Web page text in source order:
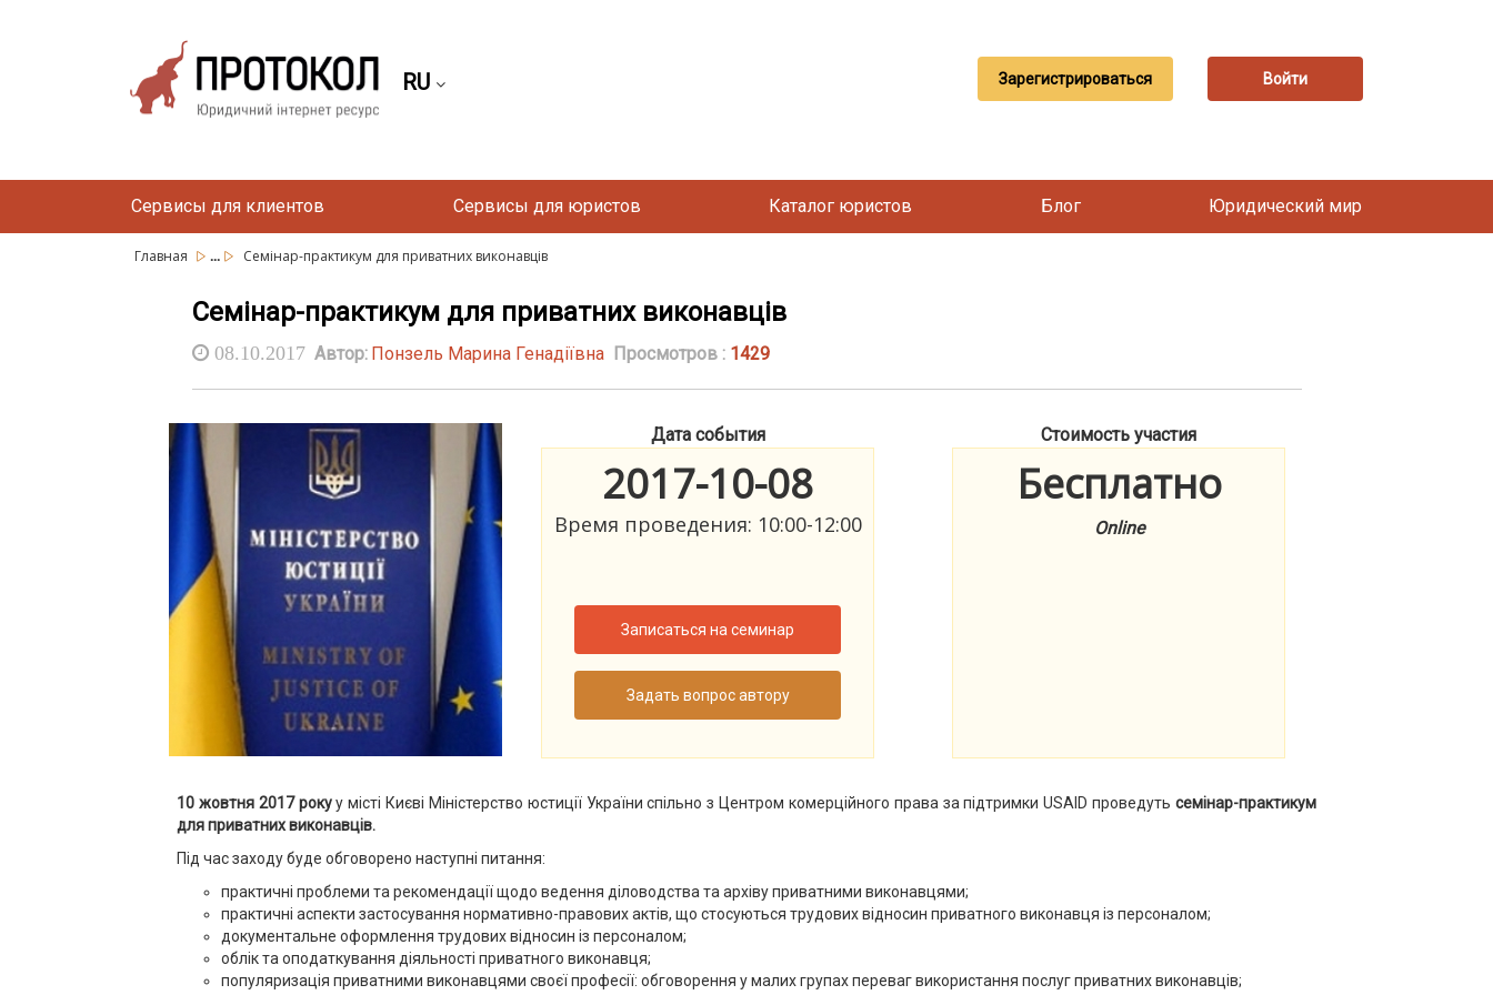
RU Зарегистрироваться Войти
Сервисы для клиентов Сервисы для юристов Каталог юристов Блог Юридический мир
Главная ... Семінар-практикум для приватних виконавців
Семінар-практикум для приватних виконавців
08.10.2017 Автор: Понзель Марина Генадіївна Просмотров : 1429
Дата события
2017-10-08
Время проведения: 10:00-12:00
Записаться на семинар
Задать вопрос автору
Стоимость участия
Бесплатно
Online
10 жовтня 2017 рокуу місті Києві Міністерство юстиції України спільно з Центром комерційного права за підтримки USAID проведуть семінар-практикум
для приватних виконавців.
Під час заходу буде обговорено наступні питання:
практичні проблеми та рекомендації щодо ведення діловодства та архіву приватними виконавцями;
практичні аспекти застосування нормативно-правових актів, що стосуються трудових відносин приватного виконавця із персоналом;
документальне оформлення трудових відносин із персоналом;
облік та оподаткування діяльності приватного виконавця;
популяризація приватними виконавцями своєї професії: обговорення у малих групах переваг використання послуг приватних виконавців;